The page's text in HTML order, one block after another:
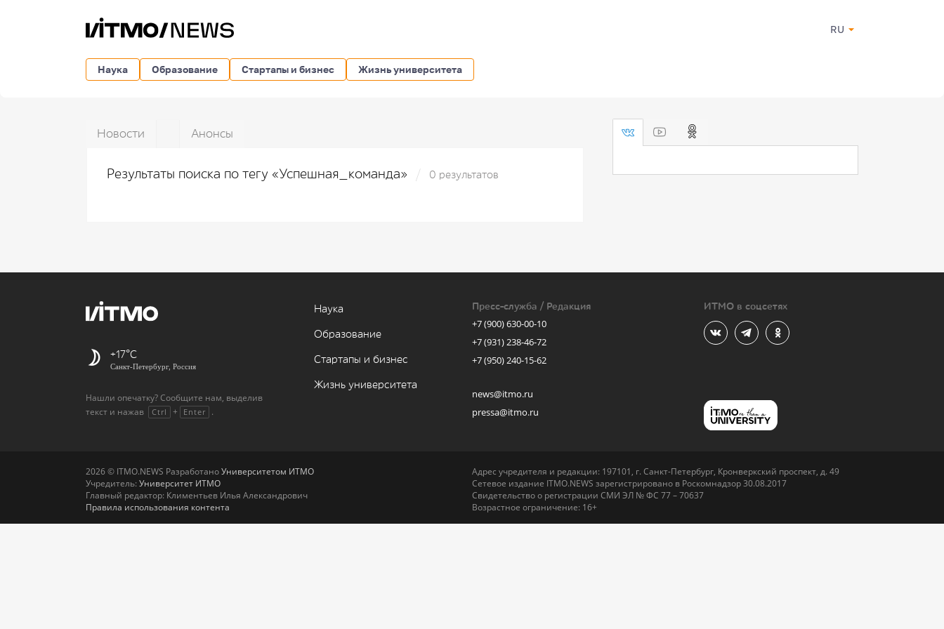
RU
Наука Образование Стартапы и бизнес Жизнь университета
Новости Анонсы
Результаты поиска по тегу «Успешная_команда» 0 результатов
+17
Санкт-Петербург, Россия
Нашли опечатку? Сообщите нам, выделив
текст и нажав
Ctrl + Enter .
Наука
Образование
Стартапы и бизнес
Жизнь университета
Пресс-служба / Редакция
+7 (900) 630-00-10
+7 (931) 238-46-72
+7 (950) 240-15-62
news@itmo.ru
pressa@itmo.ru
ИТМО в соцсетях
2026 © ITMO.NEWS РазработаноУниверситетом ИТМО
Учредитель: Университет ИТМО
Главный редактор: Климентьев Илья Александрович
Правила использования контента
Адрес учредителя и редакции: 197101, г. Санкт-Петербург, Кронверкский проспект, д. 49
Сетевое издание ITMO.NEWS зарегистрировано в Роскомнадзор 30.08.2017
Свидетельство о регистрации СМИ ЭЛ № ФС 77 – 70637
Возрастное ограничение: 16+